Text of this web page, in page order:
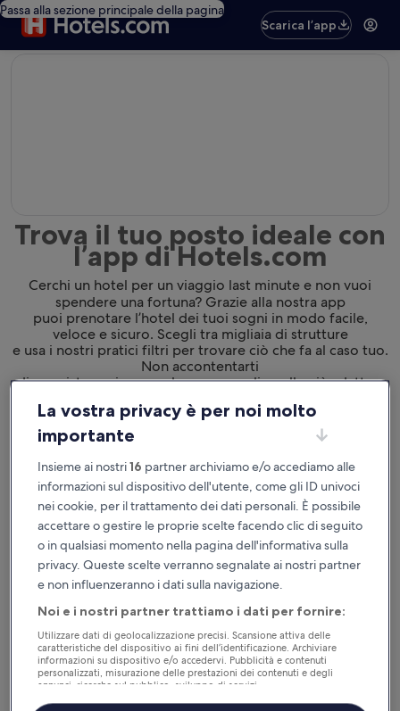
Passa alla sezione principale della pagina
Scarica l’app
Trova il tuo posto ideale con
l’app di Hotels.com
Cerchi un hotel per un viaggio last minute e non vuoi
spendere una fortuna? Grazie alla nostra app
puoi prenotare l’hotel dei tuoi sogni in modo facile,
veloce e sicuro. Scegli tra migliaia di strutture
e usa i nostri pratici filtri per trovare ciò che fa al caso tuo.
Non accontentarti
di una sistemazione qualunque: scegli quella più adatta a
Disponibile su iOS e Android
Perché scaricare la nostra app
La vostra privacy è per noi molto
importante
Insieme ai nostri16 partner archiviamo e/o accediamo alle
informazioni sul dispositivo dell'utente, come gli ID univoci
nei cookie, per il trattamento dei dati personali. È possibile
accettare o gestire le proprie scelte facendo clic di seguito
o in qualsiasi momento nella pagina dell'informativa sulla
privacy. Queste scelte verranno segnalate ai nostri partner
e non influenzeranno i dati sulla navigazione.
Noi e i nostri partner trattiamo i dati per fornire:
Utilizzare dati di geolocalizzazione precisi. Scansione attiva delle
caratteristiche del dispositivo ai fini dell’identificazione. Archiviare
informazioni su dispositivo e/o accedervi. Pubblicità e contenuti
personalizzati, misurazione delle prestazioni dei contenuti e degli
annunci, ricerche sul pubblico, sviluppo di servizi.
Elenco dei partner (fornitori)